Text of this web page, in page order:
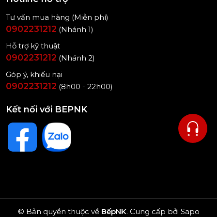
Hiệu suất mạnh mẽ, tiết kiệm điện
Liên Hệ Ngay:090 223 1212
Nhận Ưu Đãi Riêng Dành Cho Bạn
Tư vấn mua hàng (Miễn phí)
0902231212 (Nhánh 1)
Hỗ trợ kỹ thuật
0902231212 (Nhánh 2)
Góp ý, khiếu nại
0902231212 (8h00 - 22h00)
Kết nối với BEPNK
© Bản quyền thuộc về BếpNK. Cung cấp bởi Sapo